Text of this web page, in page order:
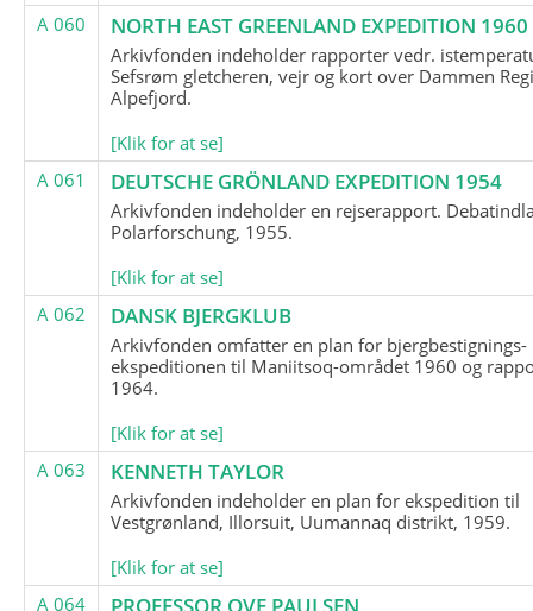
A 060
NORTH EAST GREENLAND EXPEDITION 1960
Arkivfonden indeholder rapporter vedr.
Sefsrøm gletcheren, vejr og kort over Dammen
Alpefjord.
[Klik for at se]
A 061
DEUTSCHE GRÖNLAND EXPEDITION 1954
Arkivfonden indeholder en rejserapport.
Polarforschung, 1955.
[Klik for at se]
A 062
DANSK BJERGKLUB
Arkivfonden omfatter en plan for bjergbestignings-
ekspeditionen til Maniitsoq-området 1960 og
1964.
[Klik for at se]
A 063
KENNETH TAYLOR
Arkivfonden indeholder en plan for ekspedition til
Vestgrønland, Illorsuit, Uumannaq distrikt, 1959.
[Klik for at se]
A 064
PROFESSOR OVE PAULSEN